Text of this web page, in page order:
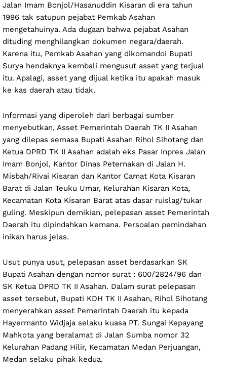
Jalan Imam Bonjol/Hasanuddin Kisaran di era tahun
1996 tak satupun pejabat Pemkab Asahan
mengetahuinya. Ada dugaan bahwa pejabat Asahan
dituding menghilangkan dokumen negara/daerah.
Karena itu, Pemkab Asahan yang dikomandoi Bupati
Surya hendaknya kembali mengusut asset yang terjual
itu. Apalagi, asset yang dijual ketika itu apakah masuk
ke kas daerah atau tidak.
Informasi yang diperoleh dari berbagai sumber
menyebutkan, Asset Pemerintah Daerah TK II Asahan
yang dilepas semasa Bupati Asahan Rihol Sihotang dan
Ketua DPRD TK II Asahan adalah eks Pasar Inpres Jalan
Imam Bonjol, Kantor Dinas Peternakan di Jalan H.
Misbah/Rivai Kisaran dan Kantor Camat Kota Kisaran
Barat di Jalan Teuku Umar, Kelurahan Kisaran Kota,
Kecamatan Kota Kisaran Barat atas dasar ruislag/tukar
guling. Meskipun demikian, pelepasan asset Pemerintah
Daerah itu dipindahkan kemana. Persoalan pemindahan
inikan harus jelas.
Usut punya usut, pelepasan asset berdasarkan SK
Bupati Asahan dengan nomor surat : 600/2824/96 dan
SK Ketua DPRD TK II Asahan. Dalam surat pelepasan
asset tersebut, Bupati KDH TK II Asahan, Rihol Sihotang
menyerahkan asset Pemerintah Daerah itu kepada
Hayermanto Widjaja selaku kuasa PT. Sungai Kepayang
Mahkota yang beralamat di Jalan Sumba nomor 32
Kelurahan Padang Hilir, Kecamatan Medan Perjuangan,
Medan selaku pihak kedua.